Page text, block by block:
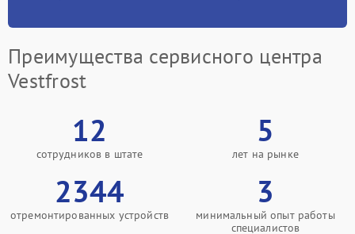
Преимущества сервисного центра
Vestfrost
12
сотрудников в штате
5
лет на рынке
2344
отремонтированных устройств
3
минимальный опыт работы
специалистов